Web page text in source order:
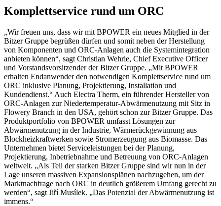
Komplettservice rund um ORC
„Wir freuen uns, dass wir mit BPOWER ein neues Mitglied in der
Bitzer Gruppe begrüßen dürfen und somit neben der Herstellung
von Komponenten und ORC-Anlagen auch die Systemintegration
anbieten können“, sagt Christian Wehrle, Chief Executive Officer
und Vorstandsvorsitzender der Bitzer Gruppe. „Mit BPOWER
erhalten Endanwender den notwendigen Komplettservice rund um
ORC inklusive Planung, Projektierung, Installation und
Kundendienst.“ Auch Electra Therm, ein führender Hersteller von
ORC-Anlagen zur Niedertemperatur-Abwärmenutzung mit Sitz in
Flowery Branch in den USA, gehört schon zur Bitzer Gruppe. Das
Produktportfolio von BPOWER umfasst Lösungen zur
Abwärmenutzung in der Industrie, Wärmerückgewinnung aus
Blockheizkraftwerken sowie Stromerzeugung aus Biomasse. Das
Unternehmen bietet Serviceleistungen bei der Planung,
Projektierung, Inbetriebnahme und Betreuung von ORC-Anlagen
weltweit. „Als Teil der starken Bitzer Gruppe sind wir nun in der
Lage unseren massiven Expansionsplänen nachzugehen, um der
Marktnachfrage nach ORC in deutlich größerem Umfang gerecht zu
werden“, sagt Jiří Musílek. „Das Potenzial der Abwärmenutzung ist
immens.“